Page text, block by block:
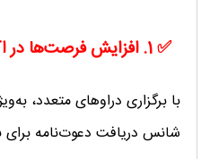
✅ 1. افزایش فرصت‌ها در اکسپرس انتری
با برگزاری دراوهای متعدد،
شانس دریافت دعوت‌نامه